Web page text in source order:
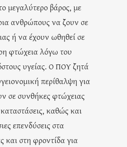
μεγαλύτερο βάρος, με
ανθρώπους να ζουν σε
ή να έχουν ωθηθεί σε
φτώχεια λόγω του
υγείας. Ο ΠΟΥ ζητά
περίθαλψη για
σε συνθήκες φτώχειας
καθώς και
επενδύσεις στα
και στη φροντίδα για